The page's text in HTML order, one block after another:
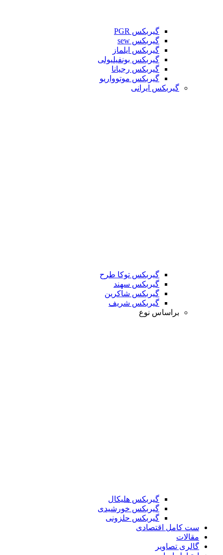
گیربکس PGR
گیربکس sew
گیربکس ایلماز
گیربکس بونفیلیولی
گیربکس رجیانا
گیربکس موتوواریو
گیربکس ایرانی
گیربکس توکا طرح
گیربکس سهند
گیربکس شاکرین
گیربکس شریف
براساس نوع
گیربکس هلیکال
گیربکس خورشیدی
گیربکس حلزونی
ست کامل اقتصادی
مقالات
گالری تصاویر